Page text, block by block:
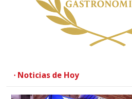
· Noticias de Hoy